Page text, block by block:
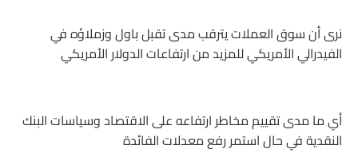
نرى أن سوق العملات يترقب مدى تقبل باول وزملاؤه في
الفيدرالي الأمريكي للمزيد من ارتفاعات الدولار الأمريكي
أي ما مدى تقييم مخاطر ارتفاعه على الاقتصاد وسياسات البنك
النقدية في حال استمر رفع معدلات الفائدة